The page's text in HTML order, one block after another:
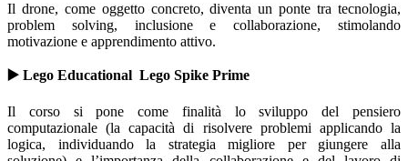
Il drone, come oggetto concreto, diventa un ponte tra tecnologia,
problem solving, inclusione e collaborazione, stimolando
motivazione e apprendimento attivo.
▶️ Lego Educational Lego Spike Prime
Il corso si pone come finalità lo sviluppo del pensiero
computazionale (la capacità di risolvere problemi applicando la
logica, individuando la strategia migliore per giungere alla